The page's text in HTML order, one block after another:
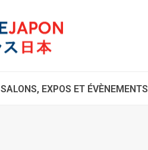
SALONS, EXPOS ET ÉVÈNEMENTS